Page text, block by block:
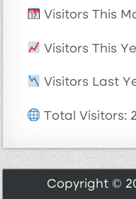
Visitors This
Visitors This
Visitors Last
Total Visitors:
Copyright ©